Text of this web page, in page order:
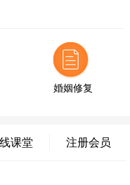
1小时前
页面咨询，已获得专属情感
47分钟前
婚姻修复
课堂 注册会员